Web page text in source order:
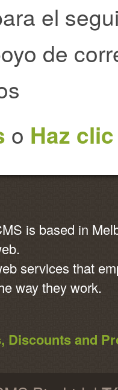
el
de
o Haz
is based in
services that
way they work.
Discounts and